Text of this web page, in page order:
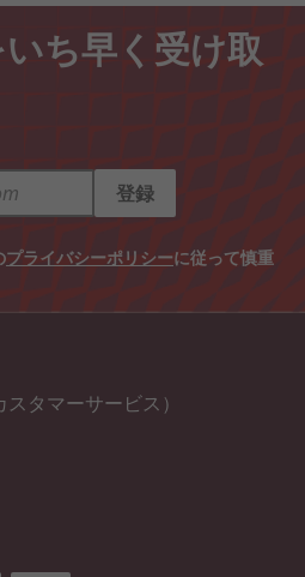
ち早く受け取
登録
プライバシーポリシーに従って慎重
タマーサービス）